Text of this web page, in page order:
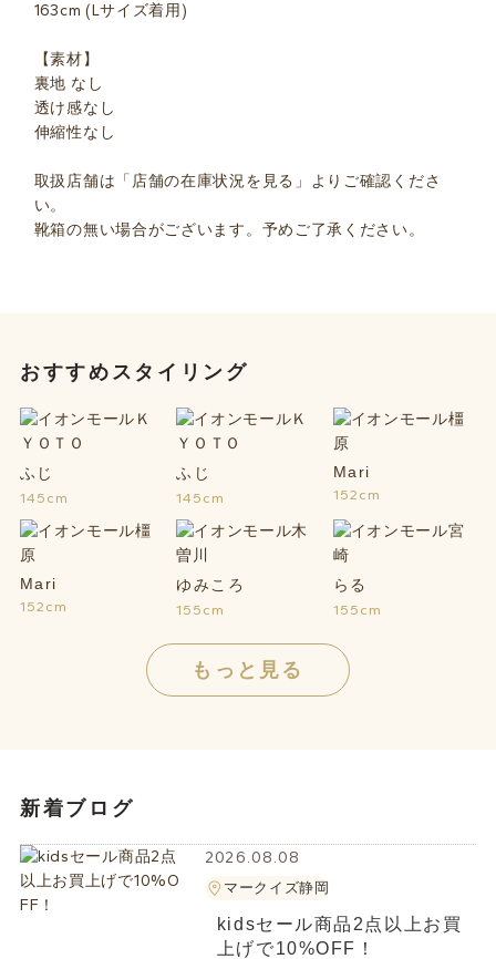
163cm (Lサイズ着用)
【素材】
裏地 なし
透け感なし
伸縮性なし
取扱店舗は「店舗の在庫状況を見る」よりご確認くださ
い。
靴箱の無い場合がございます。予めご了承ください。
おすすめスタイリング
ふじ
145cm
ふじ
145cm
Mari
152cm
Mari
152cm
ゆみころ
155cm
らる
155cm
もっと見る
新着ブログ
2026.08.08
マークイズ静岡
kidsセール商品2点以上お買
上げで10%OFF！